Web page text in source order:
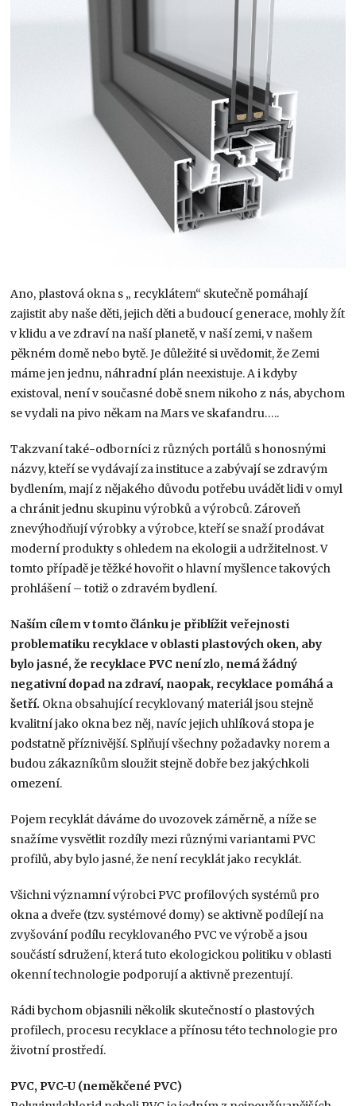
Ano, plastová okna s „ recyklátem“ skutečně pomáhají
zajistit aby naše děti, jejich děti a budoucí generace, mohly žít
v klidu a ve zdraví na naší planetě, v naší zemi, v našem
pěkném domě nebo bytě. Je důležité si uvědomit, že Zemi
máme jen jednu, náhradní plán neexistuje. A i kdyby
existoval, není v současné době snem nikoho z nás, abychom
se vydali na pivo někam na Mars ve skafandru…..
Takzvaní také-odborníci z různých portálů s honosnými
názvy, kteří se vydávají za instituce a zabývají se zdravým
bydlením, mají z nějakého důvodu potřebu uvádět lidi v omyl
a chránit jednu skupinu výrobků a výrobců. Zároveň
znevýhodňují výrobky a výrobce, kteří se snaží prodávat
moderní produkty s ohledem na ekologii a udržitelnost. V
tomto případě je těžké hovořit o hlavní myšlence takových
prohlášení – totiž o zdravém bydlení.
Naším cílem v tomto článku je přiblížit veřejnosti
problematiku recyklace v oblasti plastových oken, aby
bylo jasné, že recyklace PVC není zlo, nemá žádný
negativní dopad na zdraví, naopak, recyklace pomáhá a
šetří. Okna obsahující recyklovaný materiál jsou stejně
kvalitní jako okna bez něj, navíc jejich uhlíková stopa je
podstatně příznivější. Splňují všechny požadavky norem a
budou zákazníkům sloužit stejně dobře bez jakýchkoli
omezení.
Pojem recyklát dáváme do uvozovek záměrně, a níže se
snažíme vysvětlit rozdíly mezi různými variantami PVC
profilů, aby bylo jasné, že není recyklát jako recyklát.
Všichni významní výrobci PVC profilových systémů pro
okna a dveře (tzv. systémové domy) se aktivně podílejí na
zvyšování podílu recyklovaného PVC ve výrobě a jsou
součástí sdružení, která tuto ekologickou politiku v oblasti
okenní technologie podporují a aktivně prezentují.
Rádi bychom objasnili několik skutečností o plastových
profilech, procesu recyklace a přínosu této technologie pro
životní prostředí.
PVC, PVC-U (neměkčené PVC)